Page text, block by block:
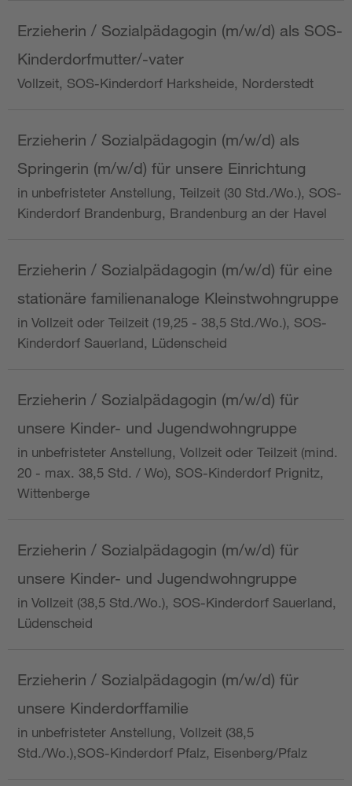
Erzieherin / Sozialpädagogin (m/w/d) als SOS-
Kinderdorfmutter/-vater
Vollzeit, SOS-Kinderdorf Harksheide, Norderstedt
Erzieherin / Sozialpädagogin (m/w/d) als
Springerin (m/w/d) für unsere Einrichtung
in unbefristeter Anstellung, Teilzeit (30 Std./Wo.), SOS-
Kinderdorf Brandenburg, Brandenburg an der Havel
Erzieherin / Sozialpädagogin (m/w/d) für eine
stationäre familienanaloge Kleinstwohngruppe
in Vollzeit oder Teilzeit (19,25 - 38,5 Std./Wo.), SOS-
Kinderdorf Sauerland, Lüdenscheid
Erzieherin / Sozialpädagogin (m/w/d) für
unsere Kinder- und Jugendwohngruppe
in unbefristeter Anstellung, Vollzeit oder Teilzeit (mind.
20 - max. 38,5 Std. / Wo), SOS-Kinderdorf Prignitz,
Wittenberge
Erzieherin / Sozialpädagogin (m/w/d) für
unsere Kinder- und Jugendwohngruppe
in Vollzeit (38,5 Std./Wo.), SOS-Kinderdorf Sauerland,
Lüdenscheid
Erzieherin / Sozialpädagogin (m/w/d) für
unsere Kinderdorffamilie
in unbefristeter Anstellung, Vollzeit (38,5
Std./Wo.),SOS-Kinderdorf Pfalz, Eisenberg/Pfalz